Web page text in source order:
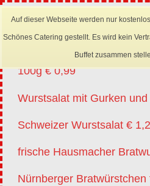
Auf dieser Webseite werden nur
Schönes Catering gestellt. Es wird kein
Buffet zusammen
Lyoner für Wurstsalat in
100g € 0,99
Wurstsalat mit Gurken
Schweizer Wurstsalat €
frische Hausmacher
Nürnberger Bratwürstchen